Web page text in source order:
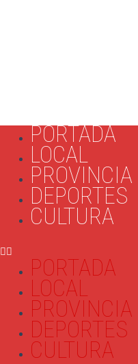
PORTADA
LOCAL
PROVINCIA
DEPORTES
CULTURA
PORTADA
LOCAL
PROVINCIA
DEPORTES
CULTURA